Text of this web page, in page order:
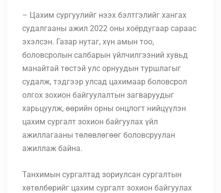
– Цахим сургуулийг нээх бэлтгэлийг хангах
судалгааны ажил 2022 оны хоёрдугаар сараас
эхэлсэн. Газар нутаг, хүн амын тоо,
боловсролын салбарын үйлчилгээний хувьд
манайтай төстэй улс орнуудын туршлагыг
судалж, тэдгээр улсад цахимаар боловсрол
олгох зохион байгуулалтын загваруудыг
харьцуулж, өөрийн орны онцлогт нийцүүлэн
цахим сургалт зохион байгуулах үйл
ажиллагааны төлөвлөгөөг боловсруулан
ажиллаж байна.
Танхимын сургалтад зориулсан сургалтын
хөтөлбөрийг цахим сургалт зохион байгуулах